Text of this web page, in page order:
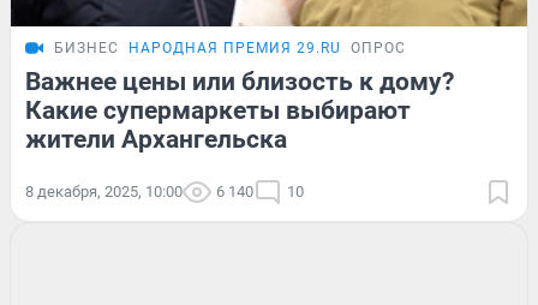
БИЗНЕС НАРОДНАЯ ПРЕМИЯ 29.RU ОПРОС
Важнее цены или близость к дому?
Какие супермаркеты выбирают
жители Архангельска
8 декабря, 2025, 10:00 6 140 10